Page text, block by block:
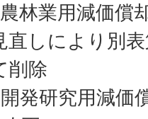
林業用減価償
直しにより別
削除
発研究用減価